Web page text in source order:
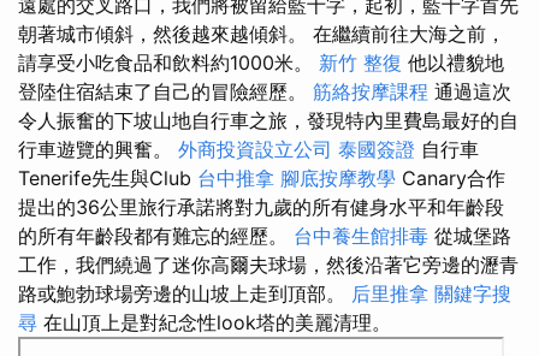
遠處的交叉路口，我們將被留給藍十字，起初，藍十字首先
朝著城市傾斜，然後越來越傾斜。 在繼續前往大海之前，
請享受小吃食品和飲料約1000米。 新竹 整復 他以禮貌地
登陸住宿結束了自己的冒險經歷。 筋絡按摩課程 通過這次
令人振奮的下坡山地自行車之旅，發現特內里費島最好的自
行車遊覽的興奮。 外商投資設立公司 泰國簽證 自行車
Tenerife先生與Club 台中推拿 腳底按摩教學 Canary合作
提出的36公里旅行承諾將對九歲的所有健身水平和年齡段
的所有年齡段都有難忘的經歷。 台中養生館排毒 從城堡路
工作，我們繞過了迷你高爾夫球場，然後沿著它旁邊的瀝青
路或鮑勃球場旁邊的山坡上走到頂部。 后里推拿 關鍵字搜
尋 在山頂上是對紀念性look塔的美麗清理。